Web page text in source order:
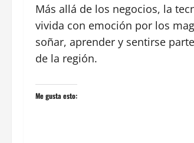
Más allá de los negocios, la
vivida con emoción por los
soñar, aprender y sentirse
de la región.
Me gusta esto: